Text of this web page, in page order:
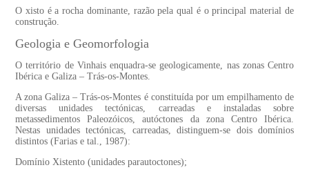
O xisto é a rocha dominante, razão pela qual é o principal material de
construção.
Geologia e Geomorfologia
O território de Vinhais enquadra-se geologicamente, nas zonas Centro
Ibérica e Galiza – Trás-os-Montes.
A zona Galiza – Trás-os-Montes é constituída por um empilhamento de
diversas unidades tectónicas, carreadas e instaladas sobre
metassedimentos Paleozóicos, autóctones da zona Centro Ibérica.
Nestas unidades tectónicas, carreadas, distinguem-se dois domínios
distintos (Farias e tal., 1987):
Domínio Xistento (unidades parautoctones);